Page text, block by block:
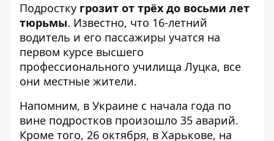
Подростку грозит от трёх до восьми лет
тюрьмы. Известно, что 16-летний
водитель и его пассажиры учатся на
первом курсе высшего
профессионального училища Луцка, все
они местные жители.
Напомним, в Украине с начала года по
вине подростков произошло 35 аварий.
Кроме того, 26 октября, в Харькове, на